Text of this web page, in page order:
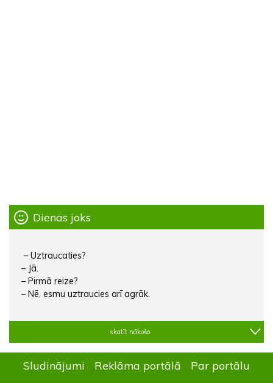
Dienas joks
– Uztraucaties?
– Jā.
– Pirmā reize?
– Nē, esmu uztraucies arī agrāk.
skatīt nākošo
Sludinājumi Reklāma portālā Par portālu